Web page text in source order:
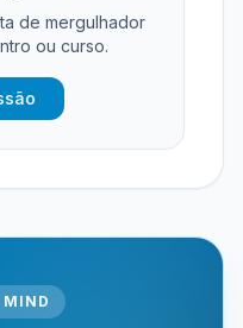
de mergulhador
ou curso.
MIND